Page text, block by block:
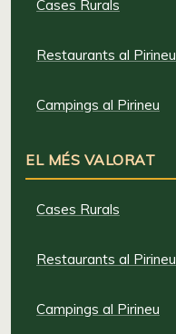
Cases Rurals
Restaurants al Pirineu
Campings al Pirineu
EL MÉS VALORAT
Cases Rurals
Restaurants al Pirineu
Campings al Pirineu